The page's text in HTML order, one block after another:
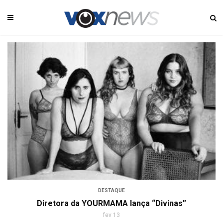
DESTAQUE
Diretora da YOURMAMA lança “Divinas”
fev 13